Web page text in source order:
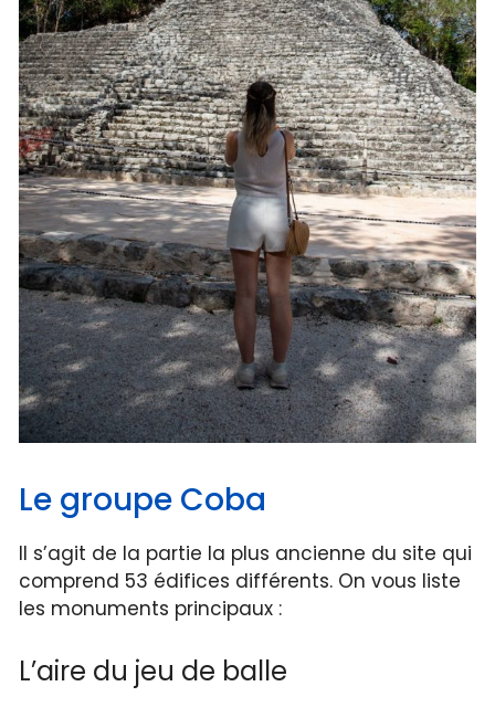
Le groupe Coba
Il s’agit de la partie la plus ancienne du site qui
comprend 53 édifices différents. On vous liste
les monuments principaux :
L’aire du jeu de balle